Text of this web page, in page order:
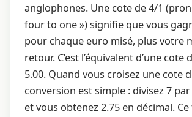
anglophones. Une cote de 4/1
four to one ») signifie que vous
pour chaque euro misé, plus votre
retour. C’est l’équivalent d’une cote
5.00. Quand vous croisez une cote
conversion est simple : divisez 7
et vous obtenez 2.75 en décimal.